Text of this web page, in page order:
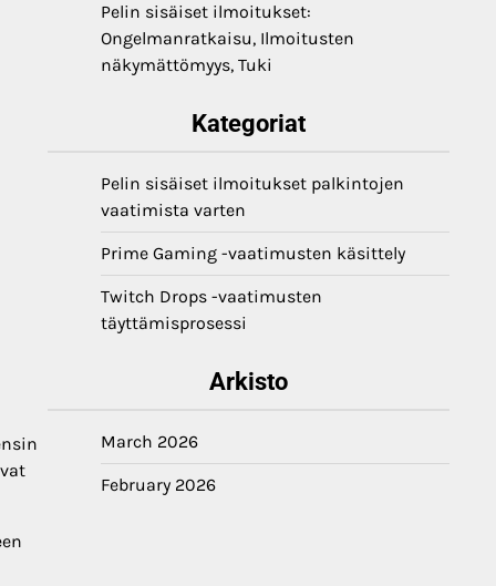
Pelin sisäiset ilmoitukset:
Ongelmanratkaisu, Ilmoitusten
näkymättömyys, Tuki
Kategoriat
Pelin sisäiset ilmoitukset palkintojen
vaatimista varten
Prime Gaming -vaatimusten käsittely
Twitch Drops -vaatimusten
täyttämisprosessi
Arkisto
March 2026
February 2026